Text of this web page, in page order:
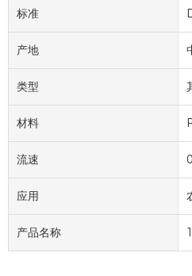
标准
产地
类型
材料
流速
应用
产品名称